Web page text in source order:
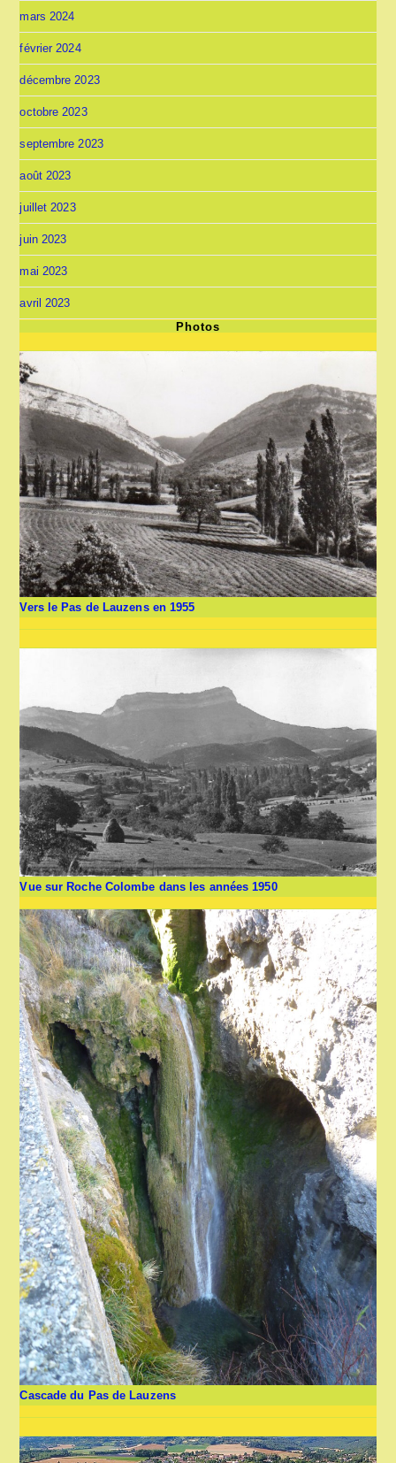
mars 2024
février 2024
décembre 2023
octobre 2023
septembre 2023
août 2023
juillet 2023
juin 2023
mai 2023
avril 2023
Photos
Vers le Pas de Lauzens en 1955
Vue sur Roche Colombe dans les années 1950
Cascade du Pas de Lauzens